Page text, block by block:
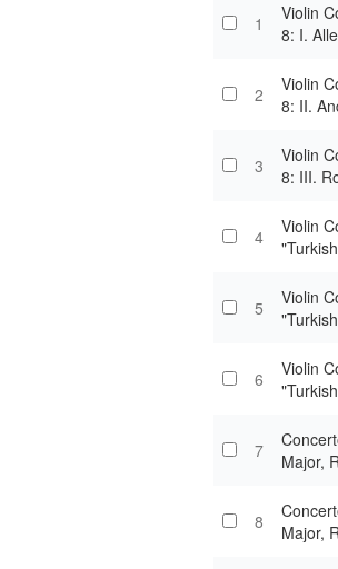
1
Violin
8: I.
2
Violin
8: II.
3
Violin
8: III.
4
Violin
5
Violin
6
Violin
7
Major,
8
Major,